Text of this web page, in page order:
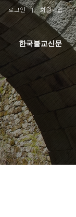
로그인 회원가입
한국불교신문